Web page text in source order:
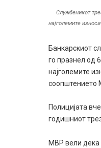
Службеникот
најголемите
Банкарскиот
го празнел од
најголемите
соопштението
Полицијата
годишниот
МВР вели дека